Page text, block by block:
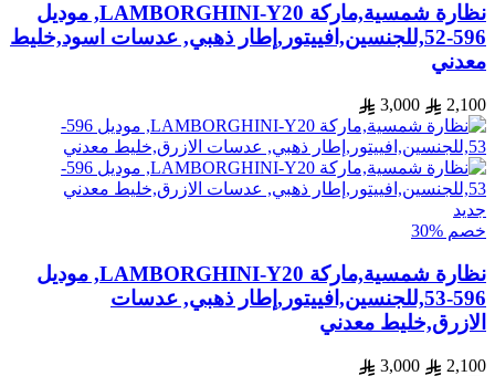
نظارة شمسية,ماركة LAMBORGHINI-Y20, موديل
596-52,للجنسين,افييتور,إطار ذهبي, عدسات اسود,خليط
معدني
2,100
3,000
جديد
خصم %30
نظارة شمسية,ماركة LAMBORGHINI-Y20, موديل
596-53,للجنسين,افييتور,إطار ذهبي, عدسات
الازرق,خليط معدني
2,100
3,000